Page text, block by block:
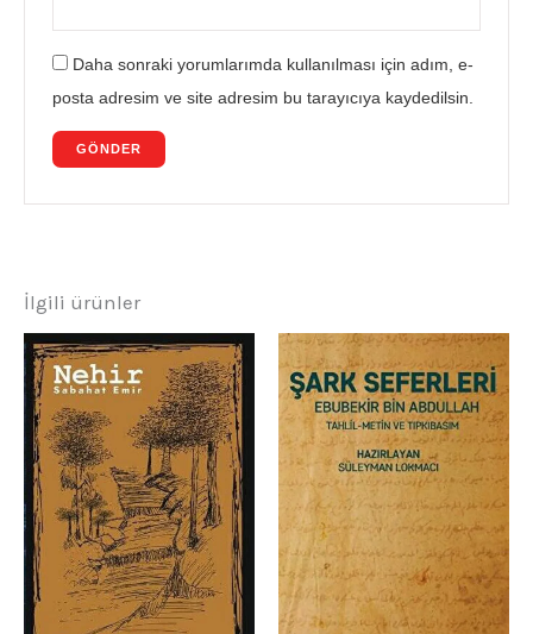
Daha sonraki yorumlarımda kullanılması için adım, e-
posta adresim ve site adresim bu tarayıcıya kaydedilsin.
İlgili ürünler